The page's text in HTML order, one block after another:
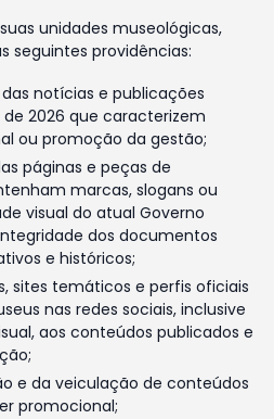
unidades museológicas,
seguintes providências:
notícias e publicações
2026 que caracterizem
ou promoção da gestão;
páginas e peças de
marcas, slogans ou
visual do atual Governo
dos documentos
e históricos;
sites temáticos e perfis oficiais
nas redes sociais, inclusive
aos conteúdos publicados e
e da veiculação de conteúdos
promocional;